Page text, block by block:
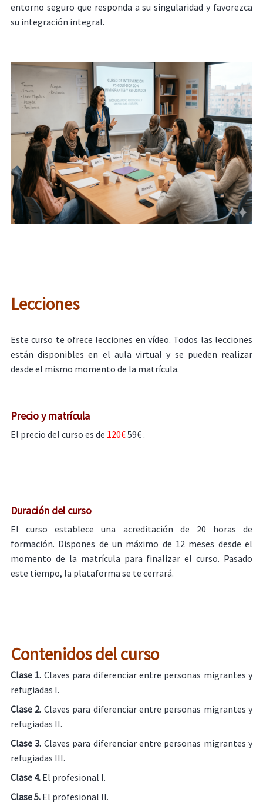
entorno seguro que responda a su singularidad y favorezca
su integración integral.
Lecciones
Este curso te ofrece lecciones en vídeo. Todos las lecciones
están disponibles en el aula virtual y se pueden realizar
desde el mismo momento de la matrícula.
Precio y matrícula
El precio del curso es de 120€59€ .
Duración del curso
El curso establece una acreditación de 20 horas de
formación. Dispones de un máximo de 12 meses desde el
momento de la matrícula para finalizar el curso. Pasado
este tiempo, la plataforma se te cerrará.
Contenidos del curso
Clase 1. Claves para diferenciar entre personas migrantes y
refugiadas I.
Clase 2. Claves para diferenciar entre personas migrantes y
refugiadas II.
Clase 3. Claves para diferenciar entre personas migrantes y
refugiadas III.
Clase 4.El profesional I.
Clase 5.El profesional II.